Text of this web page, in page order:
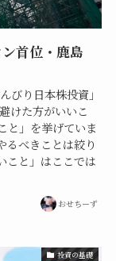
首位・鹿島
びり日本株投資」
けた方がいいこ
と」を挙げていま
るべきことは絞り
こと」はここでは
おせちーず
投資の基礎